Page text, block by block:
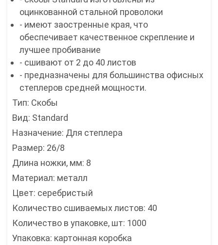
оцинкованной стальной проволоки
- имеют заостренные края, что
обеспечивает качественное скрепление и
лучшее пробивание
- сшивают от 2 до 40 листов
- предназначены для большинства офисных
степлеров средней мощности.
Тип: Скобы
Вид: Standard
Назначение: Для степлера
Размер: 26/8
Длина ножки, мм: 8
Материал: металл
Цвет: серебристый
Количество сшиваемых листов: 40
Количество в упаковке, шт: 1000
Упаковка: картонная коробка